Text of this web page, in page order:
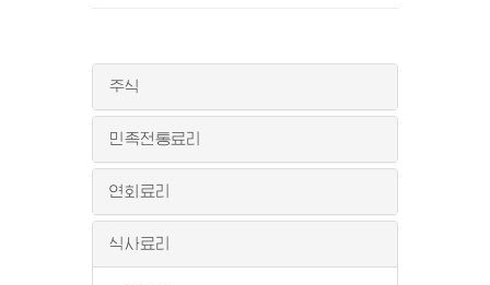
주식
민족전통료리
연회료리
식사료리